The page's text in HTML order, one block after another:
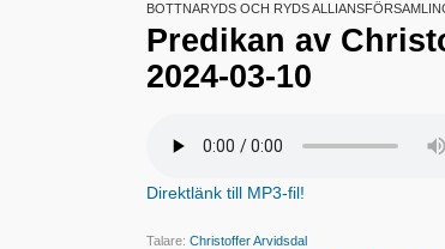
BOTTNARYDS OCH RYDS
Predikan av
2024-03-10
Direktlänk till MP3-fil!
Talare: Christoffer Arvidsdal